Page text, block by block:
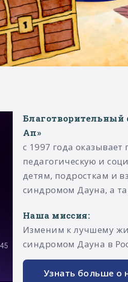
Благотворительный
Ап»
с 1997 года оказывает
педагогическую и
детям, подросткам и
синдромом Дауна, а
Наша миссия:
Изменим к лучшему
синдромом Дауна в
Узнать больше о